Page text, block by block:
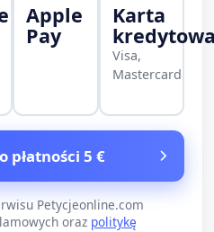
Apple
Pay
Karta
Visa,
Mastercard
płatności 5 €
Petycjeonline.com
oraz politykę